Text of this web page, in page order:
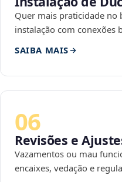
Quer mais praticidade no
instalação com conexões
SAIBA MAIS
06
Revisões e
Vazamentos ou mau
encaixes, vedação e